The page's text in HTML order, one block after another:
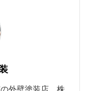
外壁塗装店、株